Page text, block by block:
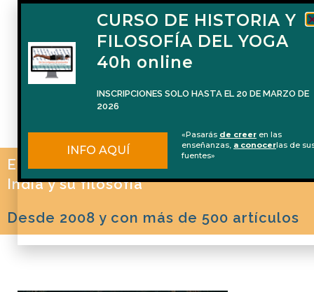
El blog de Naren Herrero sobre Yoga, la
India y su filosofía
Desde 2008 y con más de 500 artículos
CURSO DE HISTORIA Y
FILOSOFÍA DEL YOGA
40h online
INSCRIPCIONES SOLO HASTA EL 20 DE MARZO DE
2026
INFO AQUÍ
«Pasarás de creer en las
enseñanzas, a conocerlas de
fuentes»